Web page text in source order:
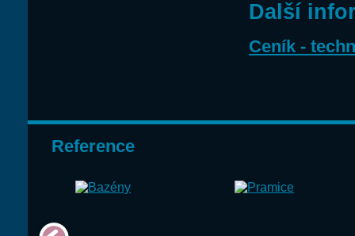
Další
Ceník -
Reference